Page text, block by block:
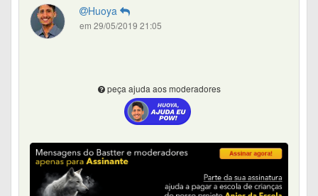
Huoya
em 29/05/2019 21:05
peça ajuda aos moderadores